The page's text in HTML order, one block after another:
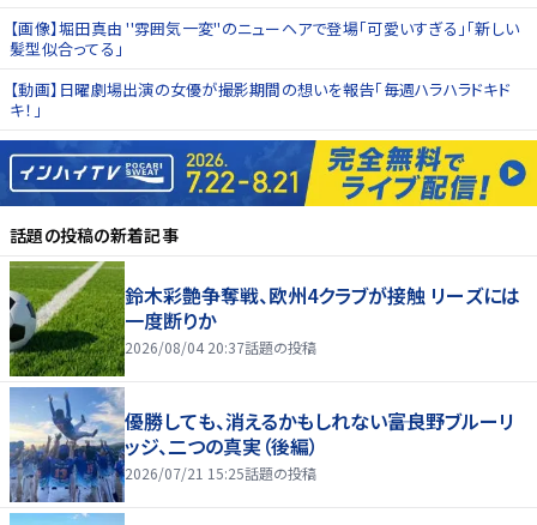
【画像】堀田真由 ''雰囲気一変''のニューヘアで登場「可愛いすぎる」「新しい
髪型似合ってる」
【動画】日曜劇場出演の女優が撮影期間の想いを報告「毎週ハラハラドキド
キ！」
話題の投稿の新着記事
鈴木彩艶争奪戦、欧州4クラブが接触 リーズには
一度断りか
2026/08/04 20:37話題の投稿
優勝しても、消えるかもしれない――富良野ブルーリ
ッジ、二つの真実（後編）
2026/07/21 15:25話題の投稿